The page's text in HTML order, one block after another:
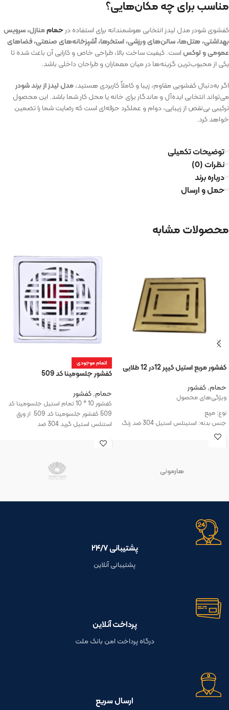
مناسب برای چه مکان‌هایی؟
کفشوی شودر مدل لیدز انتخابی هوشمندانه برای استفاده درحماممنازل، سرویس
بهداشتی، هتل‌ها، سالن‌های ورزشی، استخرها، آشپزخانه‌های صنعتی، فضاهای
عمومی و لوکساست. کیفیت ساخت بالا، طراحی خاص و کارایی آن باعث شده تا
یکی از محبوب‌ترین گزینه‌ها در میان معماران و طراحان داخلی باشد.
اگر به‌دنبال کفشویی مقاوم، زیبا و کاملاً کاربردی هستید،مدل لیدز از برند شودر
می‌تواند انتخابی ایده‌آل و ماندگار برای خانه یا محل کار شما باشد. این محصول
ترکیبی بی‌نقص از زیبایی، دوام و عملکرد حرفه‌ای است که رضایت شما را تضمین
خواهد کرد.
توضیحات تکمیلی
نظرات (0)
درباره برند
حمل و ارسال
محصولات مشابه
کفشور مربع استیل کیپر 12در 12 طلایی
حمام,کفشور
ویژگی‌های محصول
نوع: مربع
جنس بدنه: استینلس استیل 304 ضد زنگ
اتمام موجودی
کفشور جلسومینا کد 509
حمام,کفشور
کفشور 10 * 10 تمام استیل جلسومینا کد
509 کفشور جلسومینا کد 509 از ورق
استنلس استیل گرید 304 ضد
هارمونی
پشتیبانی ۲۴/۷
پشتیبانی آنلاین
پرداخت آنلاین
درگاه پرداخت امن بانک ملت
ارسال سریع